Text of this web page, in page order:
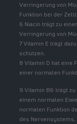
Verringerung von
Funktion bei der
6 Niacin trägt zu
Verringerung von
7 Vitamin E trägt
schützen.
8 Vitamin D hat eine
einer normalen
9 Vitamin B6 trägt
einem normalen
normalen Funktion
des